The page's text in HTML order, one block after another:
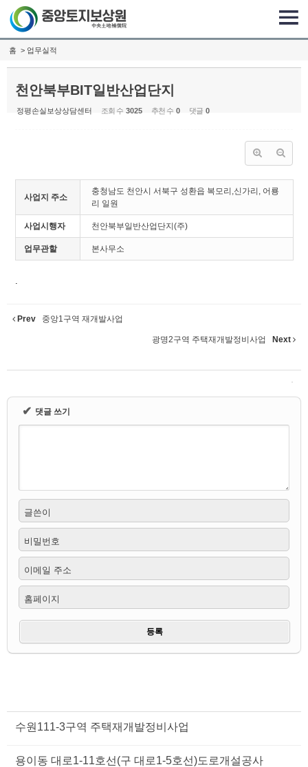
홈 > 업무실적
천안북부BIT일반산업단지
정평손실보상상담센터 조회 수 3025 추천 수 0 댓글 0
사업지 주소
충청남도 천안시 서북구 성환읍 복모리,신가리, 어룡
리 일원
사업시행자 천안북부일반산업단지(주)
업무관할 본사무소
.
Prev 중앙1구역 재개발사업
광명2구역 주택재개발정비사업 Next
✔ 댓글 쓰기
글쓴이
비밀번호
이메일 주소
홈페이지
수원111-3구역 주택재개발정비사업
용이동 대로1-11호선(구 대로1-5호선)도로개설공사